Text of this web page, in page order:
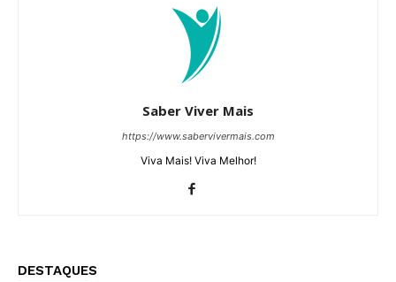
Saber Viver Mais
https://www.sabervivermais.com
Viva Mais! Viva Melhor!
DESTAQUES